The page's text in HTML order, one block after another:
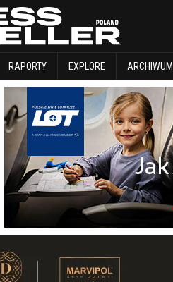
RAPORTY EXPLORE ARCHIWUM
RECENZJE